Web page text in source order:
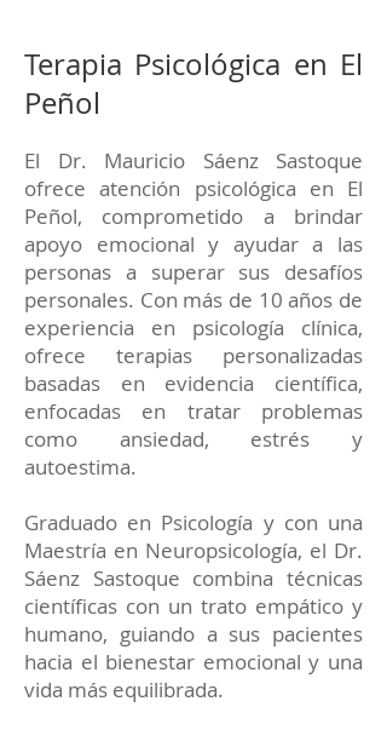
Terapia Psicológica en El
Peñol
El Dr. Mauricio Sáenz Sastoque
ofrece atención psicológica en El
Peñol, comprometido a brindar
apoyo emocional y ayudar a las
personas a superar sus desafíos
personales. Con más de 10 años de
experiencia en psicología clínica,
ofrece terapias personalizadas
basadas en evidencia científica,
enfocadas en tratar problemas
como ansiedad, estrés y
autoestima.
Graduado en Psicología y con una
Maestría en Neuropsicología, el Dr.
Sáenz Sastoque combina técnicas
científicas con un trato empático y
humano, guiando a sus pacientes
hacia el bienestar emocional y una
vida más equilibrada.